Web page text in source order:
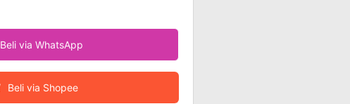
Beli via WhatsApp
Beli via Shopee